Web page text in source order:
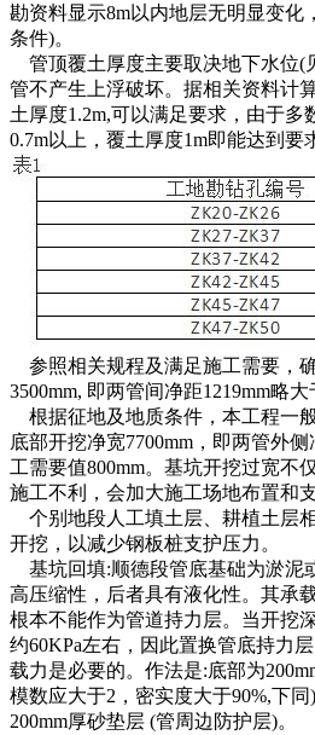
勘资料显示8m以内地层无明显变化
条件)。
管顶覆土厚度主要取决地下水位(
管不产生上浮破坏。据相关资料计
土厚度1.2m,可以满足要求，由于多
0.7m以上，覆土厚度1m即能达到要
参照相关规程及满足施工需要，
3500mm, 即两管间净距1219mm略大
根据征地及地质条件，本工程一
底部开挖净宽7700mm，即两管外
工需要值800mm。基坑开挖过宽不
施工不利，会加大施工场地布置和
个别地段人工填土层、耕植土层
开挖，以减少钢板桩支护压力。
基坑回填:顺德段管底基础为淤泥
高压缩性，后者具有液化性。其承
根本不能作为管道持力层。当开挖
约60KPa左右，因此置换管底持力
载力是必要的。作法是:底部为
模数应大于2，密实度大于90%,下同
200mm厚砂垫层 (管周边防护层)。